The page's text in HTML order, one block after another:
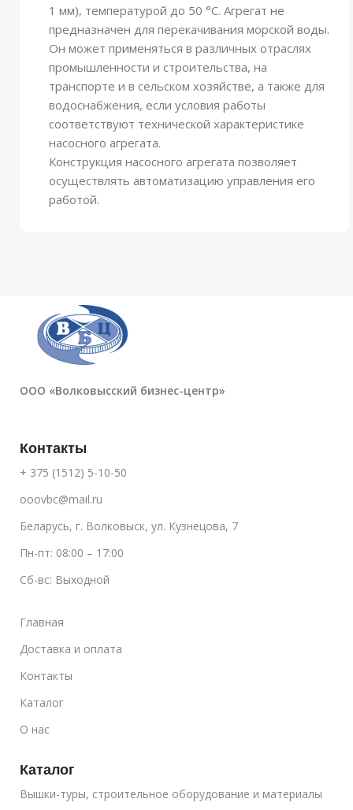
1 мм), температурой до 50 °С. Агрегат не
предназначен для перекачивания морской воды.
Он может применяться в различных отраслях
промышленности и строительства, на
транспорте и в сельском хозяйстве, а также для
водоснабжения, если условия работы
соответствуют технической характеристике
насосного агрегата.
Конструкция насосного агрегата позволяет
осуществлять автоматизацию управления его
работой.
ООО «Волковысский бизнес-центр»
Контакты
+ 375 (1512) 5-10-50
ooovbc@mail.ru
Беларусь, г. Волковыск, ул. Кузнецова, 7
Пн-пт: 08:00 – 17:00
Сб-вс: Выходной
Главная
Доставка и оплата
Контакты
Каталог
О нас
Каталог
Вышки-туры, строительное оборудование и материалы